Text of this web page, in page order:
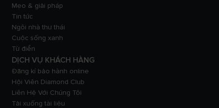
Mẹo & giải pháp
Tin tức
Ngôi nhà thư thái
Cuộc sống xanh
Từ điển
DỊCH VỤ KHÁCH HÀNG
Đăng kí bảo hành online
Hội Viên Diamond Club
Liên Hệ Với Chúng Tôi
Tải xuống tài liệu